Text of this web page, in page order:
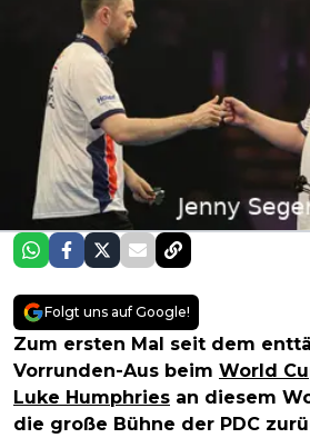
Folgt uns auf Google!
Zum ersten Mal seit dem
Vorrunden-Aus beim World
Luke Humphries an diesem
die große Bühne der PDC